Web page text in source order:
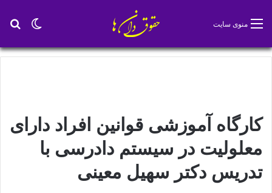
تغییر منوی سایت
کارگاه آموزشی قوانین افراد دارای
معلولیت در سیستم دادرسی با
تدریس دکتر سهیل معینی